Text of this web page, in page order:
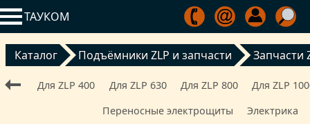
ТАУКОМ
Каталог Подъёмники ZLP и запчасти Запчасти
Для ZLP 400 Для ZLP 630 Для ZLP 800
Для ZLP
Переносные электрощиты
Электрика